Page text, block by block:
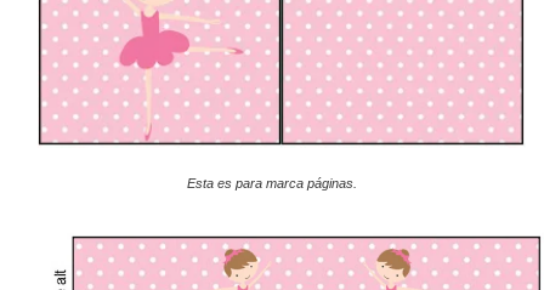
Esta es para marca páginas.